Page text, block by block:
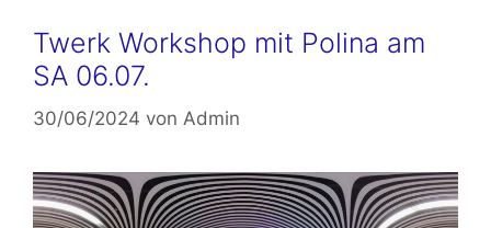
Twerk Workshop mit Polina am
SA 06.07.
30/06/2024 von Admin